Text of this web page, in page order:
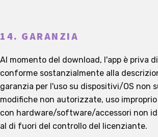
14. GARANZIA
Al momento del download, l'app è priva
conforme sostanzialmente alla
garanzia per l'uso su dispositivi/OS non
modifiche non autorizzate, uso
con hardware/software/accessori non
al di fuori del controllo del licenziante.